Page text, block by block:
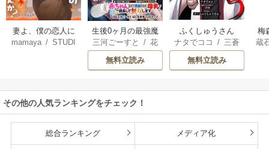
妻よ、僕の恋人に
なってくれません
mamaya /STUDI
生後0ヶ月の最強魔
王 食べるだけ強
くなるチート能力
持ち転生者だけど
雄たちの母乳で成
長して無双します
三河ごーすと /花
房雪 / マップ
無料立読み
ふくしゅうさん
ナタでココ / 三蒼
チームふくし
ゅうさん
無料立読み
梅
蔵
その他の人気ランキングをチェック！
総合ランキング メディア化